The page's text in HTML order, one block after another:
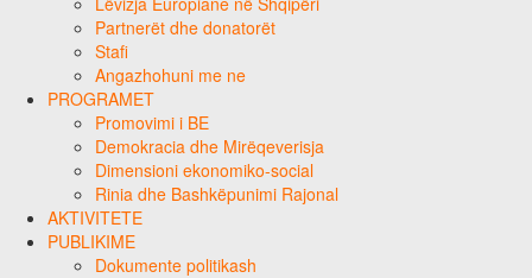
Partnerët dhe donatorët
Stafi
Angazhohuni me ne
PROGRAMET
Promovimi i BE
Demokracia dhe Mirëqeverisja
Dimensioni ekonomiko-social
Rinia dhe Bashkëpunimi Rajonal
AKTIVITETE
PUBLIKIME
Dokumente politikash